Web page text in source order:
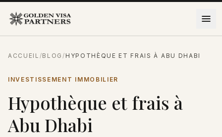
ACCUEIL /BLOG/ HYPOTHÈQUE ET FRAIS À ABU DHABI
INVESTISSEMENT IMMOBILIER
Hypothèque et frais à
Abu Dhabi